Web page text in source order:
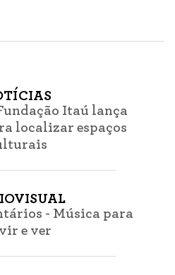
Itaú lança
localizar espaços
- Música para
e ver